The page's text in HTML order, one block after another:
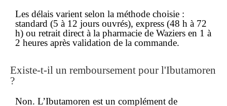
Les délais varient selon la méthode choisie :
standard (5 à 12 jours ouvrés), express (48 h à 72
h) ou retrait direct à la pharmacie de Waziers en 1 à
2 heures après validation de la commande.
Existe-t-il un remboursement pour l'Ibutamoren
?
Non. L’Ibutamoren est un complément de